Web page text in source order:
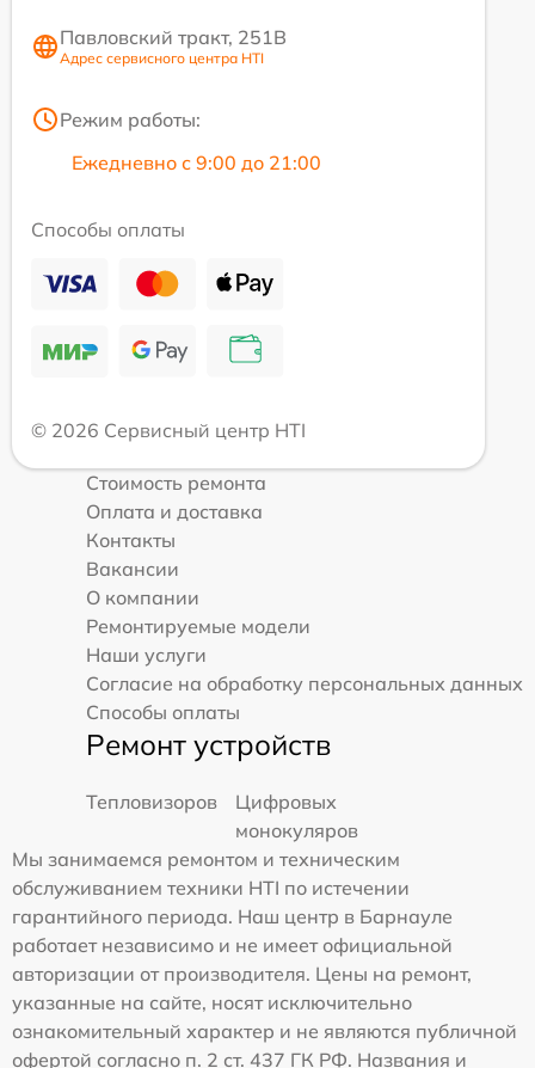
Павловский тракт, 251В
Адрес сервисного центра HTI
Режим работы:
Ежедневно с 9:00 до 21:00
Способы оплаты
© 2026 Сервисный центр HTI
Стоимость ремонта
Оплата и доставка
Контакты
Вакансии
О компании
Ремонтируемые модели
Наши услуги
Согласие на обработку персональных данных
Способы оплаты
Ремонт устройств
Тепловизоров
Цифровых
монокуляров
Мы занимаемся ремонтом и техническим
обслуживанием техники HTI по истечении
гарантийного периода. Наш центр в Барнауле
работает независимо и не имеет официальной
авторизации от производителя. Цены на ремонт,
указанные на сайте, носят исключительно
ознакомительный характер и не являются публичной
офертой согласно п. 2 ст. 437 ГК РФ. Названия и